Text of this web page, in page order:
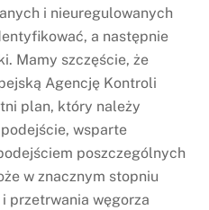
i nieuregulowanych
a następnie
Mamy szczęście, że
Agencję Kontroli
plan, który należy
wsparte
poszczególnych
w znacznym stopniu
przetrwania węgorza